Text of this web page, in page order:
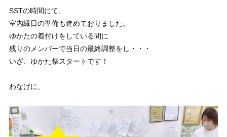
SSTの時間にて、
室内縁日の準備も進めておりました。
ゆかたの着付けをしている間に
残りのメンバーで当日の最終調整をし・・・
いざ、ゆかた祭スタートです！
わなげに、